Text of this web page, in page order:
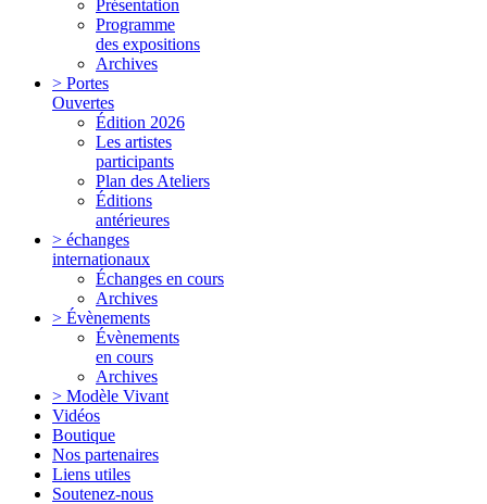
Présentation
Programme
des expositions
Archives
> Portes
Ouvertes
Édition 2026
Les artistes
participants
Plan des Ateliers
Éditions
antérieures
> échanges
internationaux
Échanges en cours
Archives
> Évènements
Évènements
en cours
Archives
> Modèle Vivant
Vidéos
Boutique
Nos partenaires
Liens utiles
Soutenez-nous